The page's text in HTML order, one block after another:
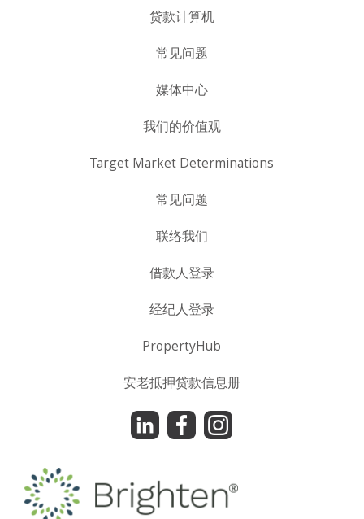
贷款计算机
常见问题
媒体中心
我们的价值观
Target Market Determinations
常见问题
联络我们
借款人登录
经纪人登录
PropertyHub
安老抵押贷款信息册